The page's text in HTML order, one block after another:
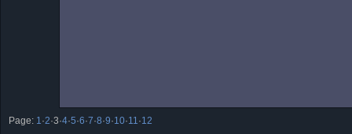
Page: 1 ·2·3·4·5·6·7·8·9·10·11 ·12